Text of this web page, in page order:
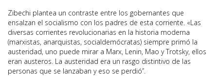
Zibechi plantea un contraste entre los gobernantes que
ensalzan el socialismo con los padres de esta corriente. «Las
diversas corrientes revolucionarias en la historia moderna
(marxistas, anarquistas, socialdemócratas) siempre primó la
austeridad, uno puede mirar a Marx, Lenin, Mao y Trotsky, ellos
eran austeros. La austeridad era un rasgo distintivo de las
personas que se lanzaban y eso se perdió”.